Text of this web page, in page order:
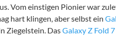
Vom einstigen Pionier war
hart klingen, aber selbst ein
Ziegelstein. DasGalaxy Z Fold 7